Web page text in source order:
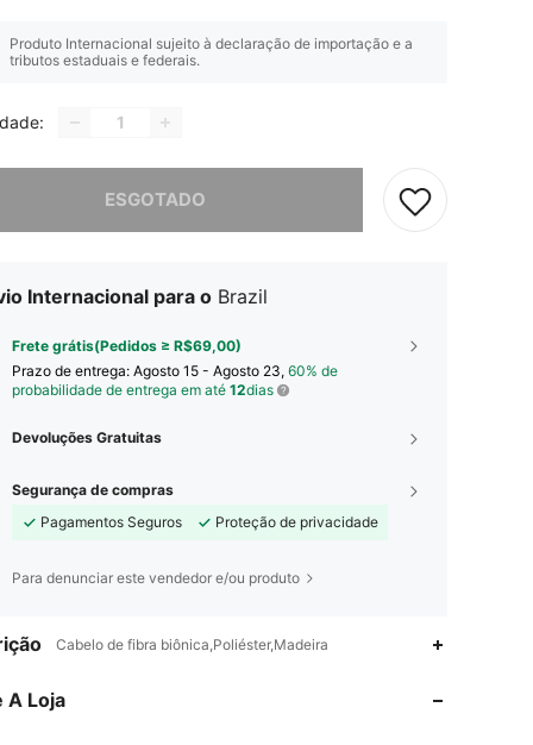
Produto Internacional sujeito à declaração de importação e a
tributos estaduais e federais.
ESGOTADO
Internacional para o Brazil
Frete grátis(Pedidos ≥ R$69,00)
Prazo de entrega: Agosto 15 - Agosto 23, 60% de
probabilidade de entrega em até 12dias
Devoluções Gratuitas
Segurança de compras
Pagamentos Seguros
Proteção de privacidade
Para denunciar este vendedor e/ou produto
Cabelo de fibra biônica,Poliéster,Madeira
A Loja